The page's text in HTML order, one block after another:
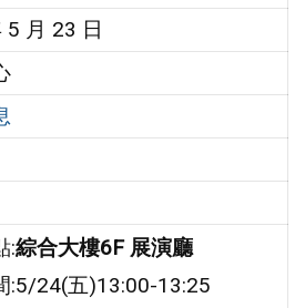
5 月 23 日
:綜合大樓6F 展演廳
:5/24(五)13:00-13:25